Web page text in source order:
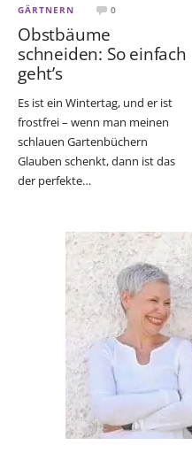
GÄRTNERN 0
Obstbäume
schneiden: So einfach
geht’s
Es ist ein Wintertag, und er ist
frostfrei – wenn man meinen
schlauen Gartenbüchern
Glauben schenkt, dann ist das
der perfekte…